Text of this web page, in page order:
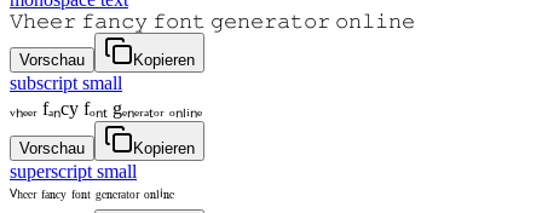
𝚅𝚑𝚎𝚎𝚛 𝚏𝚊𝚗𝚌𝚢 𝚏𝚘𝚗𝚝 𝚐𝚎𝚗𝚎𝚛𝚊𝚝𝚘𝚛 𝚘𝚗𝚕𝚒𝚗𝚎
Vorschau Kopieren
subscript small
ᵥₕₑₑᵣ fₐₙcy fₒₙₜ gₑₙₑᵣₐₜₒᵣ ₒₙₗᵢₙₑ
Vorschau Kopieren
superscript small
ⱽʰᵉᵉʳ ᶠᵃⁿᶜʸ ᶠᵒⁿᵗ ᵍᵉⁿᵉʳᵃᵗᵒʳ ᵒⁿˡⁱⁿᵉ